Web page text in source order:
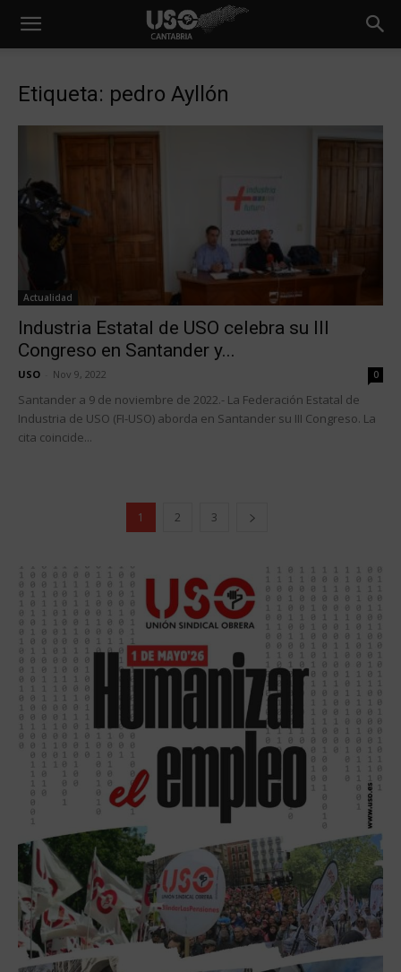
Etiqueta: pedro Ayllón
Actualidad
Industria Estatal de USO celebra su III
Congreso en Santander y...
USO Nov 9, 2022 0
Santander a 9 de noviembre de 2022.- La Federación Estatal de
Industria de USO (FI-USO) aborda en Santander su III Congreso. La
cita coincide...
1 2 3